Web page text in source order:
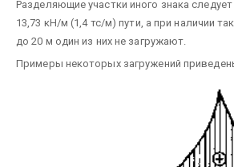
Разделяющие участки иного знака следует
13,73 кН/м (1,4 тс/м) пути, а при наличии
до 20 м один из них не загружают.
Примеры некоторых загружений